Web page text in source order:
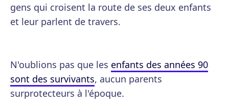
gens qui croisent la route de ses deux enfants
et leur parlent de travers.
N'oublions pas que les enfants des années 90
sont des survivants, aucun parents
surprotecteurs à l'époque.